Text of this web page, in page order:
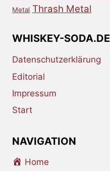
Metal Thrash Metal
WHISKEY-SODA.DE
Datenschutzerklärung
Editorial
Impressum
Start
NAVIGATION
Home